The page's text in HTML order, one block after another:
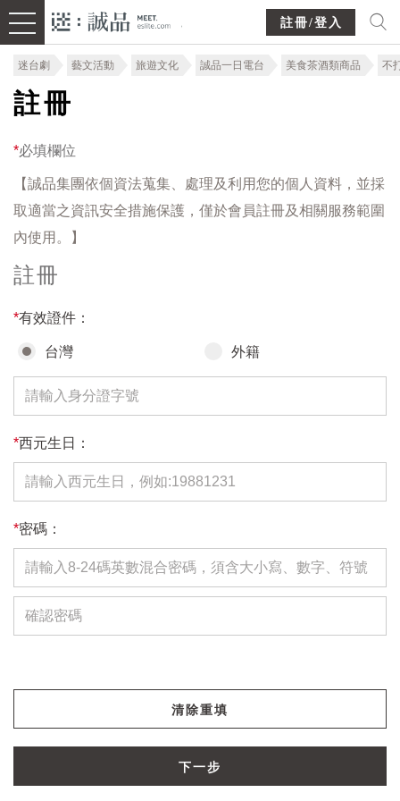
註冊/登入
迷台劇 藝文活動 旅遊文化 誠品一日電台 美食茶酒類商品 不
註冊
*必填欄位
【誠品集團依個資法蒐集、處理及利用您的個人資料，並採
取適當之資訊安全措施保護，僅於會員註冊及相關服務範圍
內使用。】
註冊
*有效證件：
台灣 外籍
*西元生日：
*密碼：